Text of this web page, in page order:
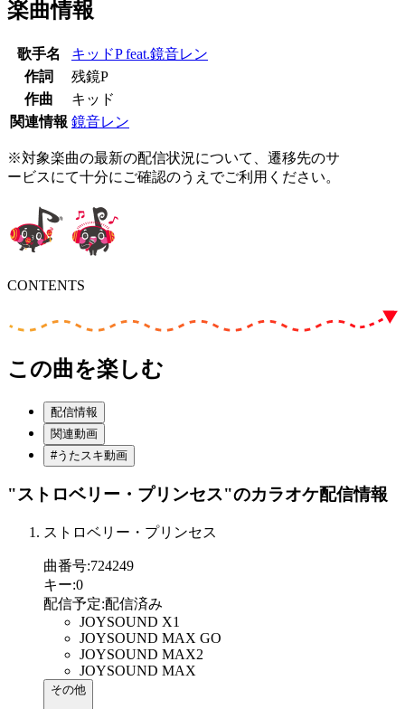
楽曲情報
歌手名
キッドP feat.鏡音レン
作詞
残鏡P
作曲
キッド
関連情報 鏡音レン
※対象楽曲の最新の配信状況について、遷移先のサ
ービスにて十分にご確認のうえでご利用ください。
CONTENTS
この曲を楽しむ
配信情報
関連動画
#うたスキ動画
"ストロベリー・プリンセス"のカラオケ配信情報
ストロベリー・プリンセス
曲番号:724249
キー:0
配信予定:配信済み
JOYSOUND X1
JOYSOUND MAX GO
JOYSOUND MAX2
JOYSOUND MAX
その他